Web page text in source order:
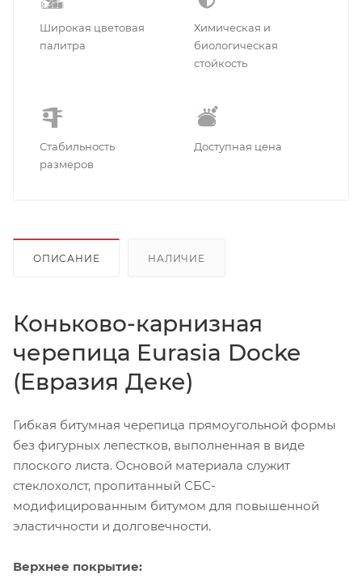
Широкая цветовая
палитра
Химическая и
биологическая
стойкость
Стабильность
размеров
Доступная цена
ОПИСАНИЕ НАЛИЧИЕ
Коньково-карнизная
черепица Eurasia Docke
(Евразия Деке)
Гибкая битумная черепица прямоугольной формы
без фигурных лепестков, выполненная в виде
плоского листа. Основой материала служит
стеклохолст, пропитанный СБС-
модифицированным битумом для повышенной
эластичности и долговечности.
Верхнее покрытие: